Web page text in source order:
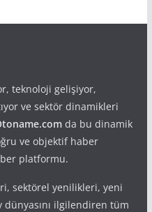
teknoloji gelişiyor,
ve sektör dinamikleri
da bu dinamik
ve objektif haber
platformu.
sektörel yenilikleri, yeni
dünyasını ilgilendiren tüm